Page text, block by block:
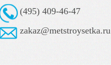
(495) 409-46-47
zakaz@metstroysetka.ru